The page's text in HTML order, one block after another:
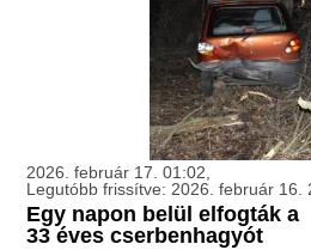
2026. február 17. 01:02,
Legutóbb frissítve: 2026. február 16.
Egy napon belül elfogták a
33 éves cserbenhagyót